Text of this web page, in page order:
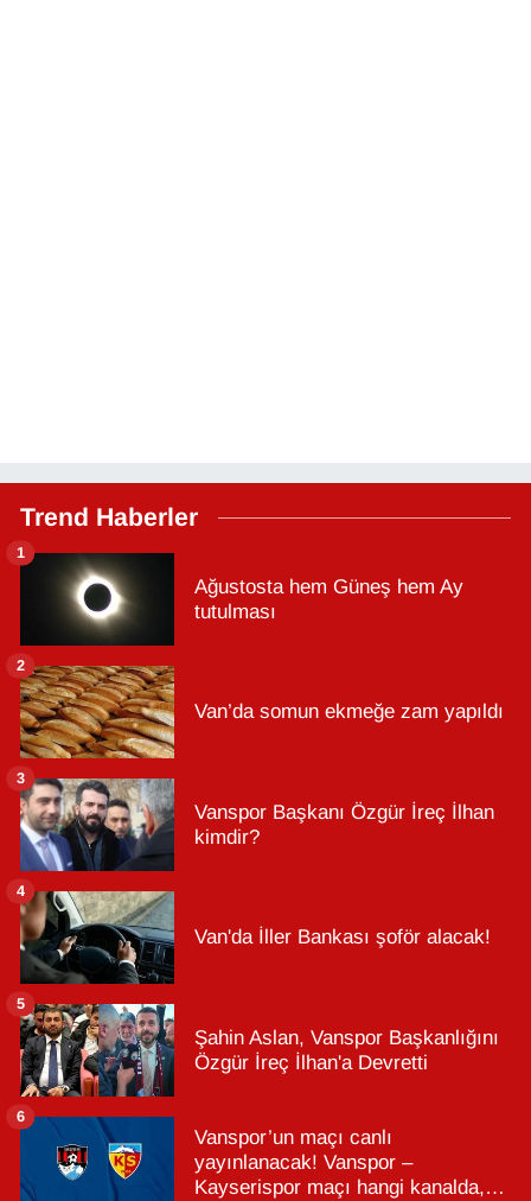
Trend Haberler
Ağustosta hem Güneş hem Ay
tutulması
1
Van’da somun ekmeğe zam yapıldı
2
Vanspor Başkanı Özgür İreç İlhan
kimdir?
3
Van'da İller Bankası şoför alacak!
4
Şahin Aslan, Vanspor Başkanlığını
Özgür İreç İlhan'a Devretti
5
Vanspor’un maçı canlı
yayınlanacak! Vanspor –
Kayserispor maçı hangi kanalda,
6